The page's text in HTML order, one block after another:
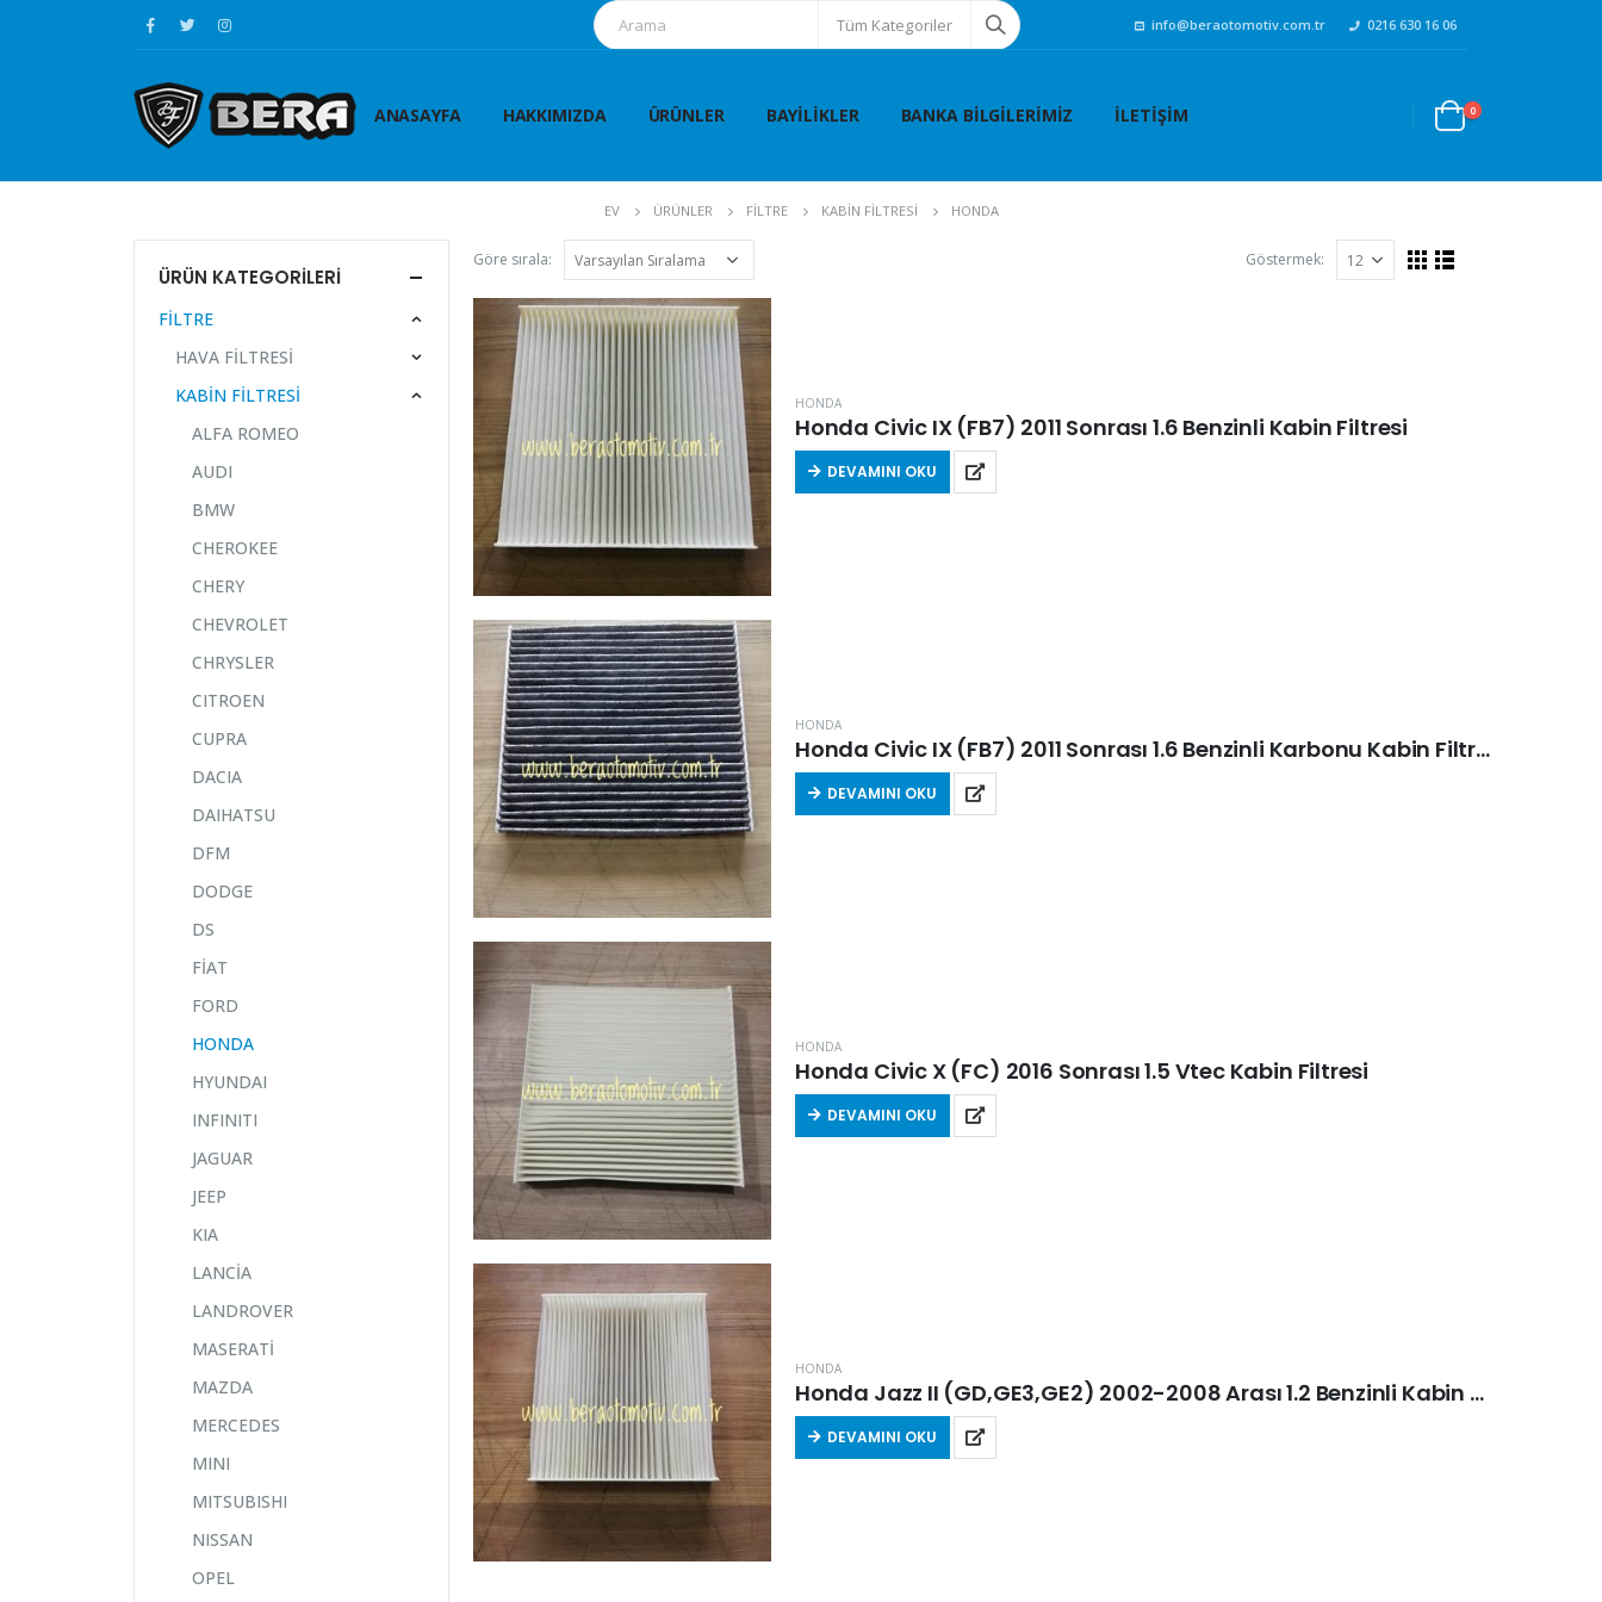
Tüm Kategoriler info@beraotomotiv.com.tr 0216 630 16 06
ANASAYFA HAKKIMIZDA ÜRÜNLER BAYILIKLER BANKA BILGILERIMIZ İLETIŞIM 0
EV ÜRÜNLER FİLTRE KABİN FİLTRESİ HONDA
Göre sırala: Göstermek:
HONDA
Honda Civic IX (FB7) 2011 Sonrası 1.6 Benzinli Kabin Filtresi
DEVAMINI OKU
HONDA
Honda Civic IX (FB7) 2011 Sonrası 1.6 Benzinli Karbonu Kabin Filtresi
DEVAMINI OKU
HONDA
Honda Civic X (FC) 2016 Sonrası 1.5 Vtec Kabin Filtresi
DEVAMINI OKU
HONDA
Honda Jazz II (GD,GE3,GE2) 2002-2008 Arası 1.2 Benzinli Kabin Filtresi
DEVAMINI OKU
ÜRÜN KATEGORILERI
FİLTRE
HAVA FİLTRESİ
KABİN FİLTRESİ
ALFA ROMEO
AUDI
BMW
CHEROKEE
CHERY
CHEVROLET
CHRYSLER
CITROEN
CUPRA
DACIA
DAIHATSU
DFM
DODGE
DS
FİAT
FORD
HONDA
HYUNDAI
INFINITI
JAGUAR
JEEP
KIA
LANCİA
LANDROVER
MASERATİ
MAZDA
MERCEDES
MINI
MITSUBISHI
NISSAN
OPEL